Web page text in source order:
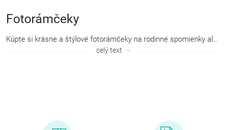
Fotorámčeky
Kúpte si krásne a štýlové fotorámčekyna rodinné spomienky alebo fotografie z dovolenky. Fotky detí alebo vnúčat v krásnom
celý text